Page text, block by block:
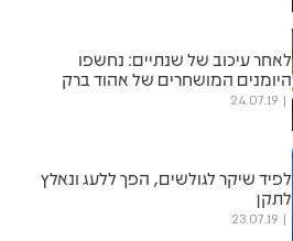
לאחר עיכוב של שנתיים: נחשפו
היומנים המושחרים של אהוד ברק
24.07.19
לפיד שיקר לגולשים, הפך ללעג ונאלץ
לתקן
23.07.19